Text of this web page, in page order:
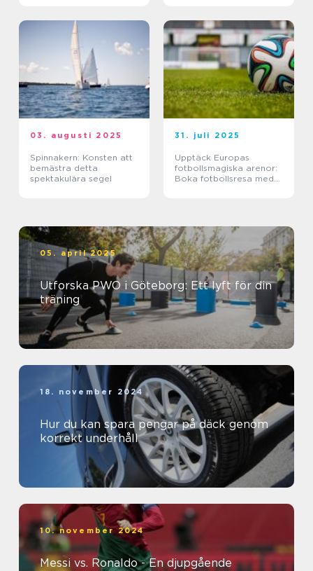
03. augusti 2025
Spinnakern: Konsten att
bemästra detta
spektakulära segel
31. juli 2025
Upptäck Europas
fotbollsmagiska arenor:
Boka fotbollsresa med
05. april 2025
Utforska PWO i Göteborg: Ett lyft för din
träning
18. november 2024
Hur du kan spara pengar på däck genom
korrekt underhåll
10. november 2024
Messi vs. Ronaldo - En djupgående